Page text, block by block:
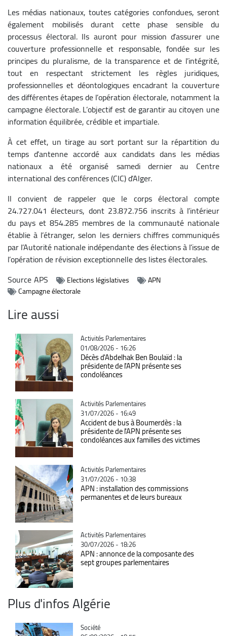
Les médias nationaux, toutes catégories confondues, seront
également mobilisés durant cette phase sensible du
processus électoral. Ils auront pour mission d’assurer une
couverture professionnelle et responsable, fondée sur les
principes du pluralisme, de la transparence et de l’intégrité,
tout en respectant strictement les règles juridiques,
professionnelles et déontologiques encadrant la couverture
des différentes étapes de l’opération électorale, notamment la
campagne électorale. L’objectif est de garantir au citoyen une
information équilibrée, crédible et impartiale.
À cet effet, un tirage au sort portant sur la répartition du
temps d’antenne accordé aux candidats dans les médias
nationaux a été organisé samedi dernier au Centre
international des conférences (CIC) d’Alger.
Il convient de rappeler que le corps électoral compte
24.727.041 électeurs, dont 23.872.756 inscrits à l’intérieur
du pays et 854.285 membres de la communauté nationale
établie à l’étranger, selon les derniers chiffres communiqués
par l’Autorité nationale indépendante des élections à l’issue de
l’opération de révision exceptionnelle des listes électorales.
SourceAPS Elections législatives
APN
Campagne électorale
Lire aussi
Catégorie
Activités Parlementaires
01/08/2026 - 16:26
Décès d'Abdelhak Ben Boulaïd : la
présidente de l'APN présente ses
condoléances
Catégorie
Activités Parlementaires
31/07/2026 - 16:49
Accident de bus à Boumerdès : la
présidente de l'APN présente ses
condoléances aux familles des victimes
Catégorie
Activités Parlementaires
31/07/2026 - 10:38
APN : installation des commissions
permanentes et de leurs bureaux
Catégorie
Activités Parlementaires
30/07/2026 - 18:26
APN : annonce de la composante des
sept groupes parlementaires
Plus d'infos Algérie
Catégorie
Société